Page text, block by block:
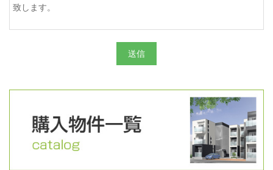
致します。